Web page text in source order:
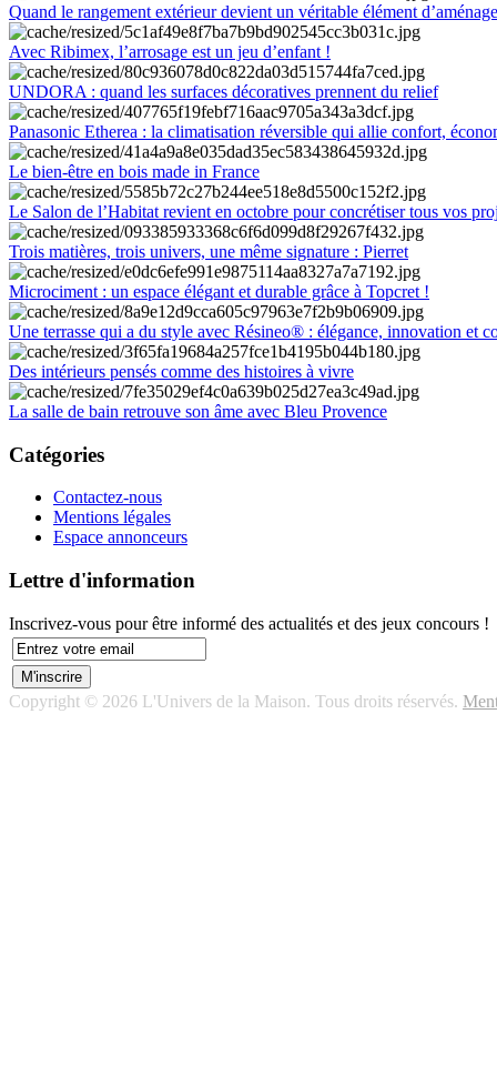
Quand le rangement extérieur devient un véritable élément
Avec Ribimex, l’arrosage est un jeu d’enfant !
UNDORA : quand les surfaces décoratives prennent du relief
Panasonic Etherea : la climatisation réversible qui allie confort,
Le bien-être en bois made in France
Le Salon de l’Habitat revient en octobre pour concrétiser tous vos
Trois matières, trois univers, une même signature : Pierret
Microciment : un espace élégant et durable grâce à Topcret !
Une terrasse qui a du style avec Résineo® : élégance, innovation et
Des intérieurs pensés comme des histoires à vivre
La salle de bain retrouve son âme avec Bleu Provence
Catégories
Contactez-nous
Mentions légales
Espace annonceurs
Lettre d'information
Inscrivez-vous pour être informé des actualités et des jeux concours !
Copyright © 2026 L'Univers de la Maison. Tous droits réservés.